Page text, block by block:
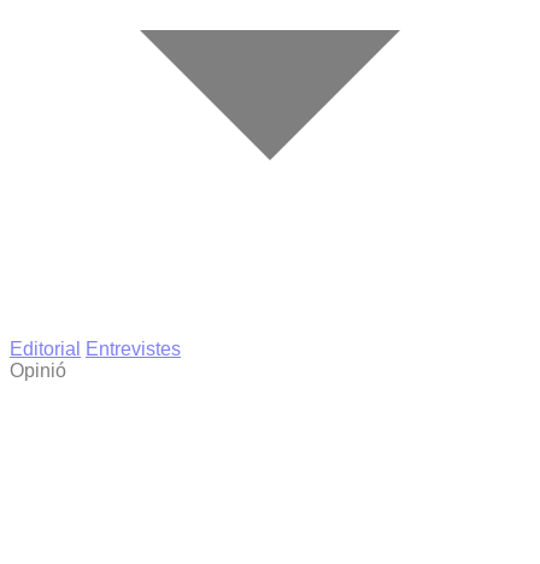
Editorial
Entrevistes
Opinió